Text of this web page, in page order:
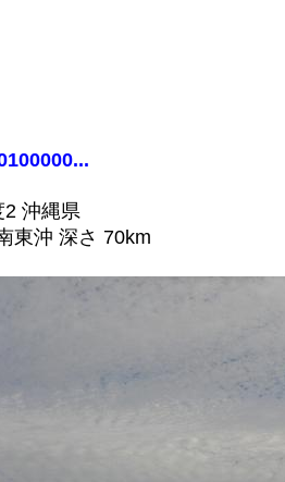
2 沖縄県
東沖 深さ 70km